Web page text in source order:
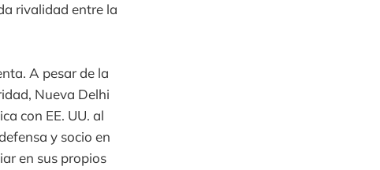
rivalidad entre la
A pesar de la
Nueva Delhi
con EE. UU. al
y socio en
en sus propios